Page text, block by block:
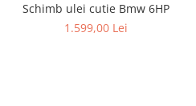
Schimb ulei cutie Bmw 6HP
1.599,00 Lei